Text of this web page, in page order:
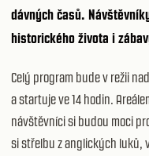
dávných časů.
historického života i
Celý program bude v režii
a startuje ve 14 hodin.
návštěvníci si budou moci
si střelbu z anglických luků,